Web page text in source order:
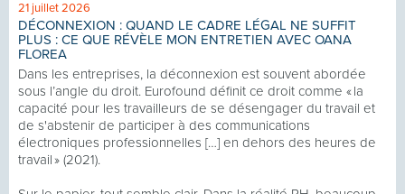
21 juillet 2026
DÉCONNEXION : QUAND LE CADRE LÉGAL NE SUFFIT
PLUS : CE QUE RÉVÈLE MON ENTRETIEN AVEC OANA
FLOREA
Dans les entreprises, la déconnexion est souvent abordée
sous l’angle du droit. Eurofound définit ce droit comme « la
capacité pour les travailleurs de se désengager du travail et
de s'abstenir de participer à des communications
électroniques professionnelles […] en dehors des heures de
travail » (2021).